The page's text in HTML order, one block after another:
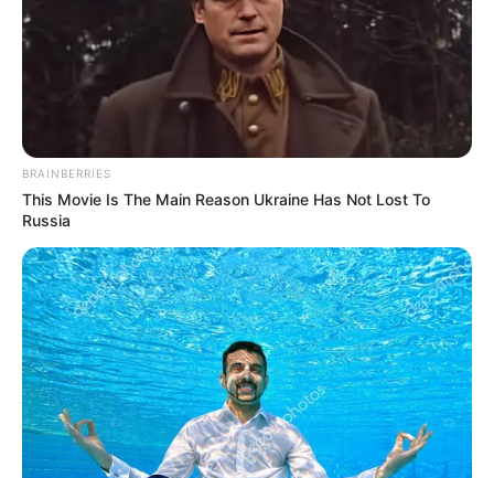
Απαραίτητη προϋποθέση να είναι
φορολογικοί κάτοικοι Ελλάδας και έχουν
υποβάλλει δήλωση φορολογίας εισοδήματος
για το φορολογικό έτος 2021.
Επιταγή ακρίβειας δικαιούχοι (πηγή φωτογραφίας:
unsplash)
BRAINBERRIES
This Movie Is The Main Reason Ukraine Has Not Lost To
Russia